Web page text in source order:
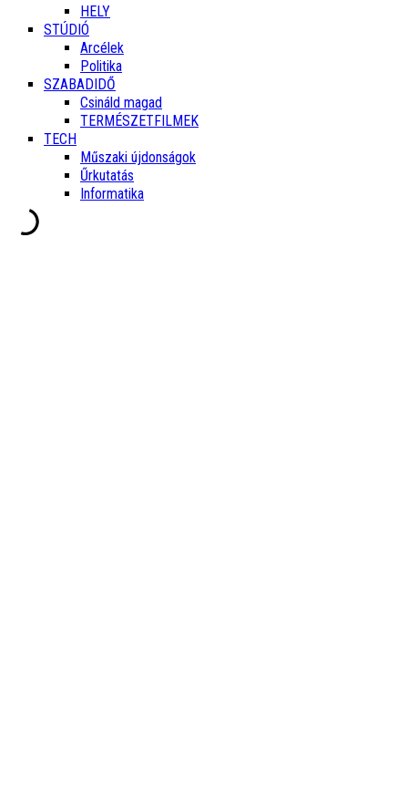
HELY
STÚDIÓ
Arcélek
Politika
SZABADIDŐ
Csináld magad
TERMÉSZETFILMEK
TECH
Műszaki újdonságok
Űrkutatás
Informatika